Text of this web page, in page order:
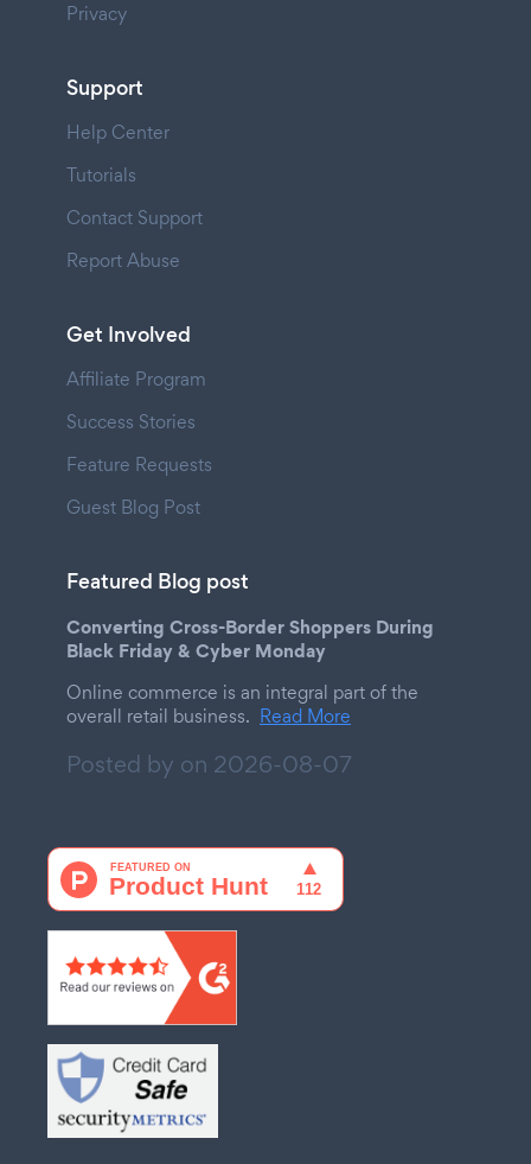
Privacy
Support
Help Center
Tutorials
Contact Support
Report Abuse
Get Involved
Affiliate Program
Success Stories
Feature Requests
Guest Blog Post
Featured Blog post
Converting Cross-Border Shoppers During
Black Friday & Cyber Monday
Online commerce is an integral part of the
overall retail business. Read More
Posted by on 2026-08-07